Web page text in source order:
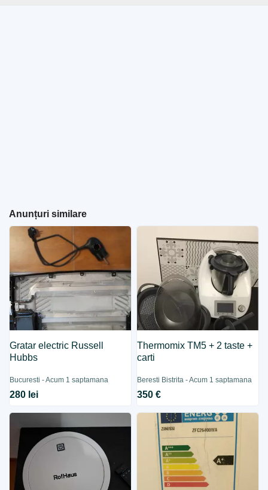
Anunțuri similare
Gratar electric Russell
Hubbs
Bucuresti - Acum 1 saptamana
280 lei
Thermomix TM5 + 2 taste +
carti
Beresti Bistrita - Acum 1 saptamana
350 €